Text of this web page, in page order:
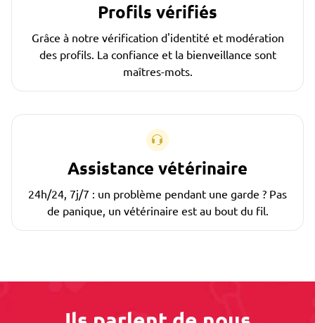
Profils vérifiés
Grâce à notre vérification d'identité et modération
des profils. La confiance et la bienveillance sont
maîtres-mots.
Assistance vétérinaire
24h/24, 7j/7 : un problème pendant une garde ? Pas
de panique, un vétérinaire est au bout du fil.